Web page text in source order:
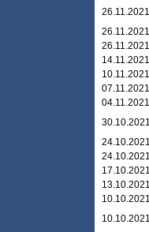
26.11.2021
26.11.2021
26.11.2021
14.11.2021
10.11.2021
07.11.2021
04.11.2021
30.10.2021
24.10.2021
24.10.2021
17.10.2021
13.10.2021
10.10.2021
10.10.2021